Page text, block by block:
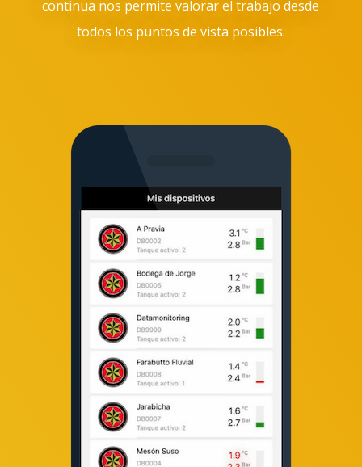
continua nos permite valorar el trabajo desde
todos los puntos de vista posibles.